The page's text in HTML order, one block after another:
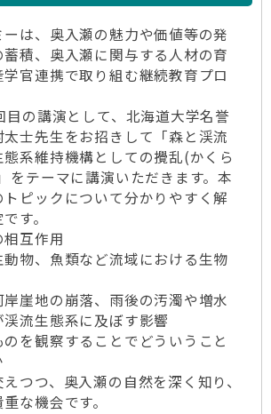
は、奥⼊瀬の魅⼒や価値等の発
積、奥⼊瀬に関与する⼈材の育
官連携で取り組む継続教育プロ
⽬の講演として、北海道⼤学名誉
⼠先⽣をお招きして「森と渓流
系維持機構としての攪乱(かくら
をテーマに講演いただきます。本
ピックについて分かりやすく解
す。
相互作⽤
動物、⿂類など流域における⽣物
岸崖地の崩落、⾬後の汚濁や増⽔
渓流⽣態系に及ぼす影響
のを観察することでどういうこと
つつ、奥⼊瀬の⾃然を深く知り、
な機会です。